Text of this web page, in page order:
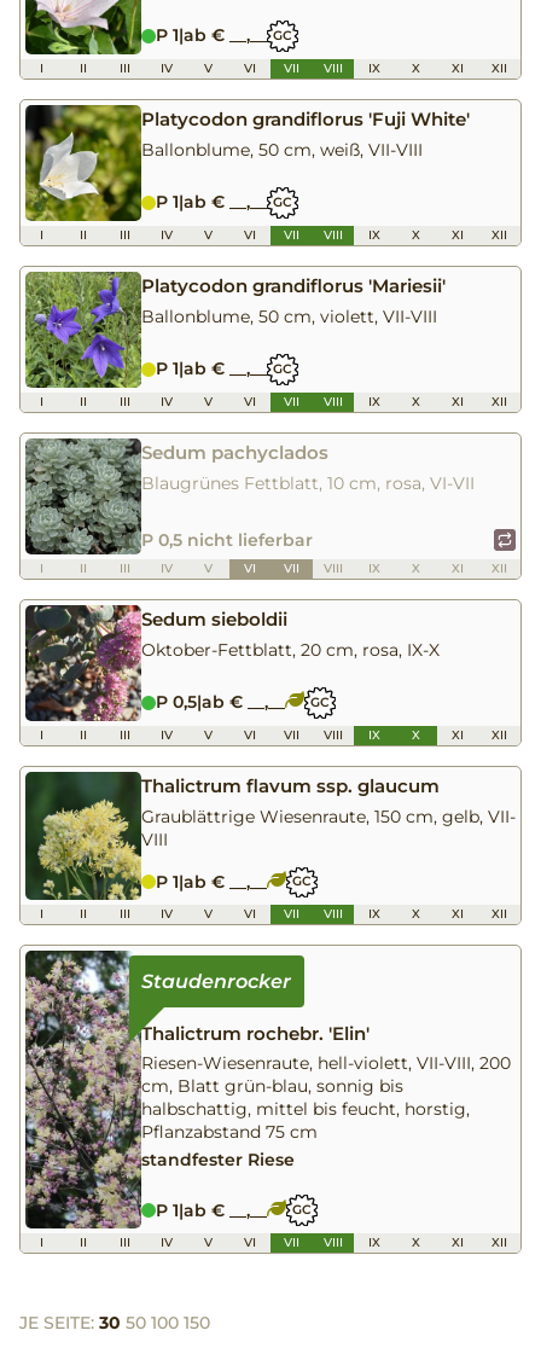
P 1|ab € __,__ GC
I II III IV V VI VII VIII IX X XI XII
Platycodon grandiflorus 'Fuji White'
Ballonblume, 50 cm, weiß, VII-VIII
P 1|ab € __,__ GC
I II III IV V VI VII VIII IX X XI XII
Platycodon grandiflorus 'Mariesii'
Ballonblume, 50 cm, violett, VII-VIII
P 1|ab € __,__ GC
I II III IV V VI VII VIII IX X XI XII
Sedum pachyclados
Blaugrünes Fettblatt, 10 cm, rosa, VI-VII
P 0,5 nicht lieferbar
I II III IV V VI VII VIII IX X XI XII
Sedum sieboldii
Oktober-Fettblatt, 20 cm, rosa, IX-X
P 0,5|ab € __,__ GC
I II III IV V VI VII VIII IX X XI XII
Thalictrum flavum ssp. glaucum
Graublättrige Wiesenraute, 150 cm, gelb, VII-
VIII
P 1|ab € __,__ GC
I II III IV V VI VII VIII IX X XI XII
Thalictrum rochebr. 'Elin'
Riesen-Wiesenraute, hell-violett, VII-VIII, 200
cm, Blatt grün-blau, sonnig bis
halbschattig, mittel bis feucht, horstig,
Pflanzabstand 75 cm
standfester Riese
P 1|ab € __,__ GC
I II III IV V VI VII VIII IX X XI XII
JE SEITE: 30 50 100 150